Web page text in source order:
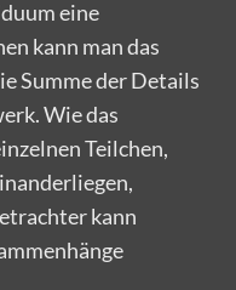
eine
kann man das
Summe der Details
Wie das
Teilchen,
kann